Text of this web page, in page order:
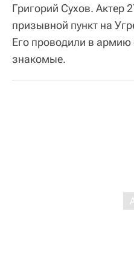
Григорий Сухов. Актер
призывной пункт на
Его проводили в армию
знакомые.